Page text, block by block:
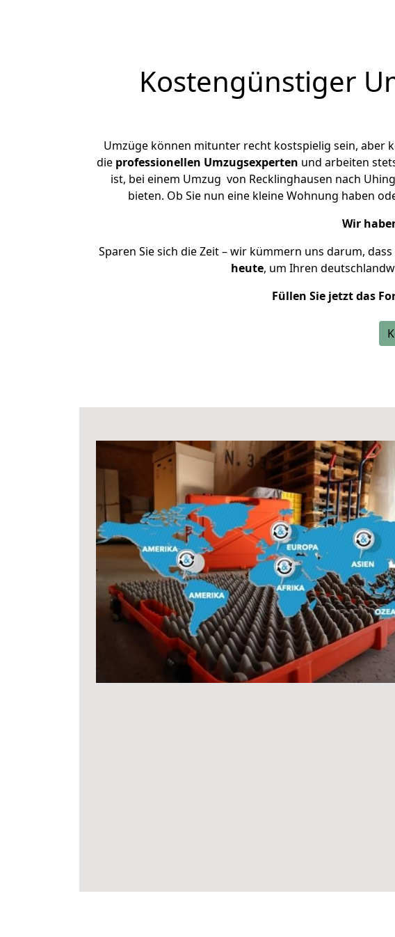
Kostengünstiger
Umzüge können mitunter recht kostspielig sein, aber
die professionellen Umzugsexperten und arbeiten
ist, bei einem Umzug von Recklinghausen nach
bieten. Ob Sie nun eine kleine Wohnung haben
Wir
Sparen Sie sich die Zeit – wir kümmern uns darum,
heute, um Ihren
Füllen Sie jetzt das